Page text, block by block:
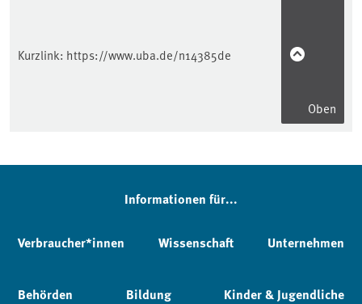
Kurzlink: https://www.uba.de/n14385de
Oben
Informationen für...
Verbraucher*innen Wissenschaft Unternehmen
Behörden Bildung Kinder & Jugendliche